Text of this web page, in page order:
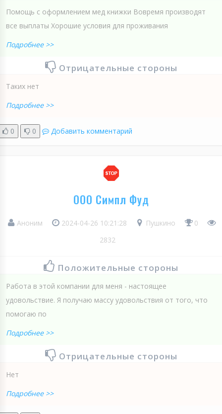
Помощь с оформлением мед книжки Вовремя производят
все выплаты Хорошие условия для проживания
Подробнее >>
Отрицательные стороны
Таких нет
Подробнее >>
0 0 Добавить комментарий
ООО Симпл Фуд
Аноним 2024-04-26 10:21:28 Пушкино
0
2832
Положительные стороны
Работа в этой компании для меня - настоящее
удовольствие. Я получаю массу удовольствия от того, что
помогаю по
Подробнее >>
Отрицательные стороны
Нет
Подробнее >>